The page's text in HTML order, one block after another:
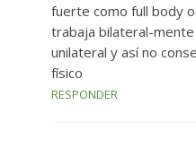
fuerte como full body
trabaja bilateral-mente
unilateral y así no
físico
RESPONDER